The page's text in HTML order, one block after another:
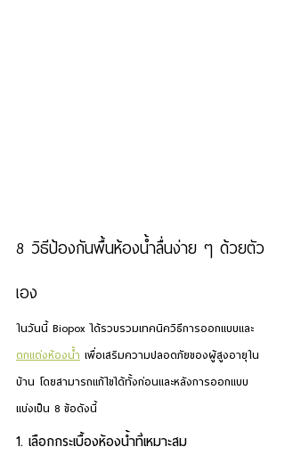
8 วิธีป้องกันพื้นห้องน้ำลื่นง่าย ๆ ด้วยตัว
เอง
ในวันนี้ Biopox ได้รวบรวมเทคนิควิธีการออกแบบและ
ตกแต่งห้องน้ำ เพื่อเสริมความปลอดภัยของผู้สูงอายุใน
บ้าน โดยสามารถแก้ไขได้ทั้งก่อนและหลังการออกแบบ
แบ่งเป็น 8 ข้อดังนี้
1. เลือกกระเบื้องห้องน้ำที่เหมาะสม